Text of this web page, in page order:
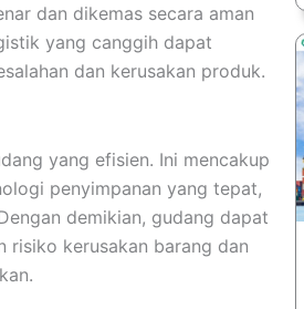
dan dikemas secara aman
yang canggih dapat
dan kerusakan produk.
yang efisien. Ini mencakup
penyimpanan yang tepat,
demikian, gudang dapat
risiko kerusakan barang dan